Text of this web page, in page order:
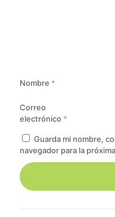
Nombre *
Correo
electrónico *
Guarda mi nombre,
navegador para la